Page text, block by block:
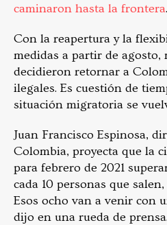
caminaron hasta la frontera.
Con la reapertura y la
medidas a partir de agosto,
decidieron retornar a
ilegales. Es cuestión de
situación migratoria se
Juan Francisco Espinosa,
Colombia, proyecta que la
para febrero de 2021
cada 10 personas que
Esos ocho van a venir con
dijo en una rueda de